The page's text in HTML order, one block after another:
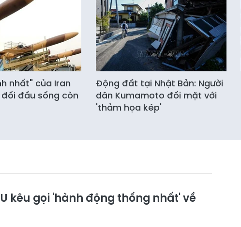
nhất" của Iran
đầu sống còn
Động đất tại Nhật Bản: Người
dân Kumamoto đối mặt với
'thảm họa kép'
kêu gọi 'hành động thống nhất' về